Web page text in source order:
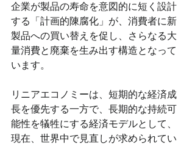
企業が製品の寿命を意図的に短く設計
する「計画的陳腐化」が、消費者に新
製品への買い替えを促し、さらなる大
量消費と廃棄を生み出す構造となって
います。
リニアエコノミーは、短期的な経済成
長を優先する一方で、長期的な持続可
能性を犠牲にする経済モデルとして、
現在、世界中で見直しが求められてい